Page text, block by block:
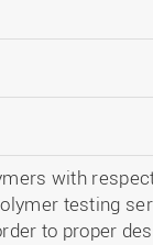
with
testing
to proper